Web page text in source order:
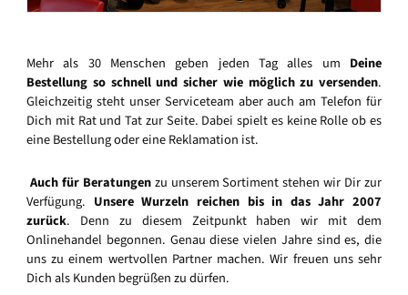
Mehr als 30 Menschen geben jeden Tag alles um Deine
Bestellung so schnell und sicher wie möglich zu versenden.
Gleichzeitig steht unser Serviceteam aber auch am Telefon für
Dich mit Rat und Tat zur Seite. Dabei spielt es keine Rolle ob es
eine Bestellung oder eine Reklamation ist.
Auch für Beratungenzu unserem Sortiment stehen wir Dir zur
Verfügung. Unsere Wurzeln reichen bis in das Jahr 2007
zurück. Denn zu diesem Zeitpunkt haben wir mit dem
Onlinehandel begonnen. Genau diese vielen Jahre sind es, die
uns zu einem wertvollen Partner machen. Wir freuen uns sehr
Dich als Kunden begrüßen zu dürfen.